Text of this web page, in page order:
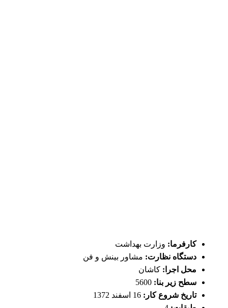
کارفرما: وزارت بهداشت
دستگاه نظارت: مشاور بینش و فن
محل اجرا: کاشان
سطح زیر بنا: 5600
تاریخ شروع کار: 16 اسفند 1372